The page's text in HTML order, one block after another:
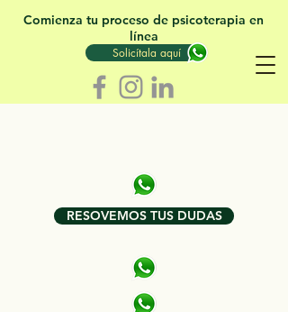
Comienza tu proceso de psicoterapia en
línea
Solicítala aquí
RESOVEMOS TUS DUDAS